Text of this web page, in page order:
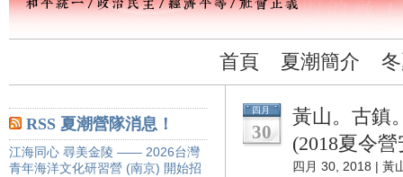
首頁 夏潮簡介
RSS 夏潮營隊消息！
江海同心 尋美金陵 —— 2026台灣
青年海洋文化研習營 (南京) 開始招
四月
30
黃山。古鎮
(2018夏令
四月 30, 2018 | 黃